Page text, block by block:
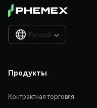
Русский 
Продукты
Контрактная торговля